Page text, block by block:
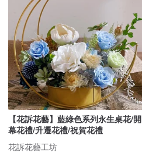
【花訴花藝】藍綠色系列永生桌花/開
幕花禮/升遷花禮/祝賀花禮
花訴花藝工坊